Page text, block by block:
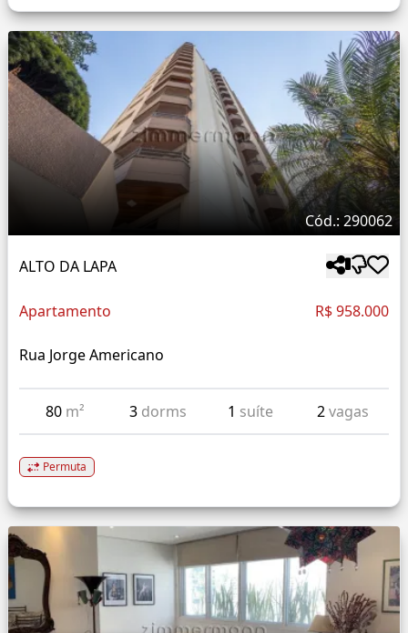
Cód.: 290062
ALTO DA LAPA
Apartamento R$ 958.000
Rua Jorge Americano
80 m² 3 dorms 1 suíte 2vagas
Permuta